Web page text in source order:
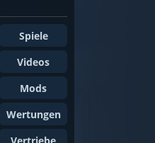
Spiele
Videos
Mods
Wertungen